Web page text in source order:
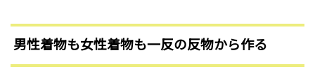
男性着物も女性着物も一反の反物から作る